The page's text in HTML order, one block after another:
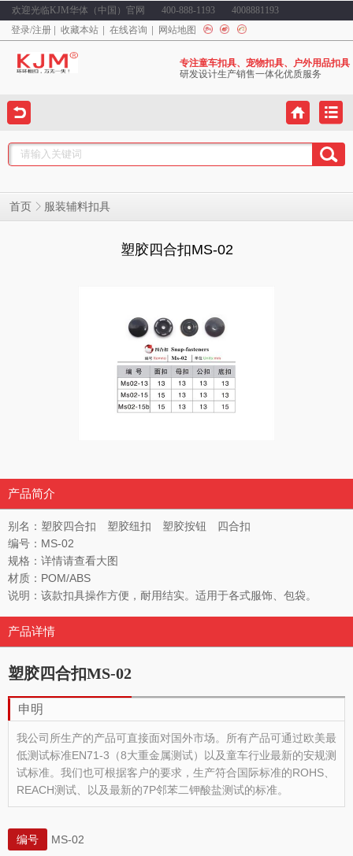
欢迎光临KJM华体（中国）官网 400-888-1193
4008881193
登录/注册 收藏本站 在线咨询 网站地图
专注童车扣具、宠物扣具、户外用品扣具
研发设计生产销售一体化优质服务
首页 服装辅料扣具
塑胶四合扣MS-02
产品简介
别名：塑胶四合扣 塑胶纽扣 塑胶按钮 四合扣
编号：MS-02
规格：详情请查看大图
材质：POM/ABS
说明：该款扣具操作方便，耐用结实。适用于各式服饰、包袋。
产品详情
塑胶四合扣MS-02
申明
我公司所生产的产品可直接面对国外市场。所有产品可通过欧美最
低测试标准EN71-3（8大重金属测试）以及童车行业最新的安规测
试标准。我们也可根据客户的要求，生产符合国际标准的ROHS、
REACH测试、以及最新的7P邻苯二钾酸盐测试的标准。
编号 MS-02